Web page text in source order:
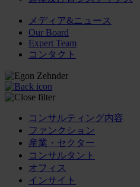
メディア&ニュース
Our Board
Expert Team
コンタクト
コンサルティング内容
ファンクション
産業・セクター
コンサルタント
オフィス
インサイト